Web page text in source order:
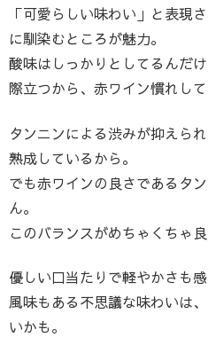
「可愛らしい味わい」と表現
に馴染むところが魅力。
酸味はしっかりとしてるんだ
際立つから、赤ワイン慣れし
タンニンによる渋みが抑えら
熟成しているから。
でも赤ワインの良さであるタ
ん。
このバランスがめちゃくちゃ良
優しい口当たりで軽やかさも
風味もある不思議な味わいは
いかも。